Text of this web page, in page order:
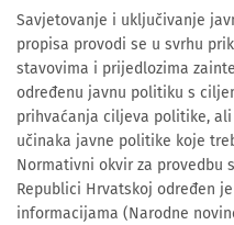
Savjetovanje i uključivanje
propisa provodi se u svrhu
stavovima i prijedlozima
određenu javnu politiku s
prihvaćanja ciljeva politike,
učinaka javne politike koje
Normativni okvir za provedbu
Republici Hrvatskoj određen
informacijama (Narodne